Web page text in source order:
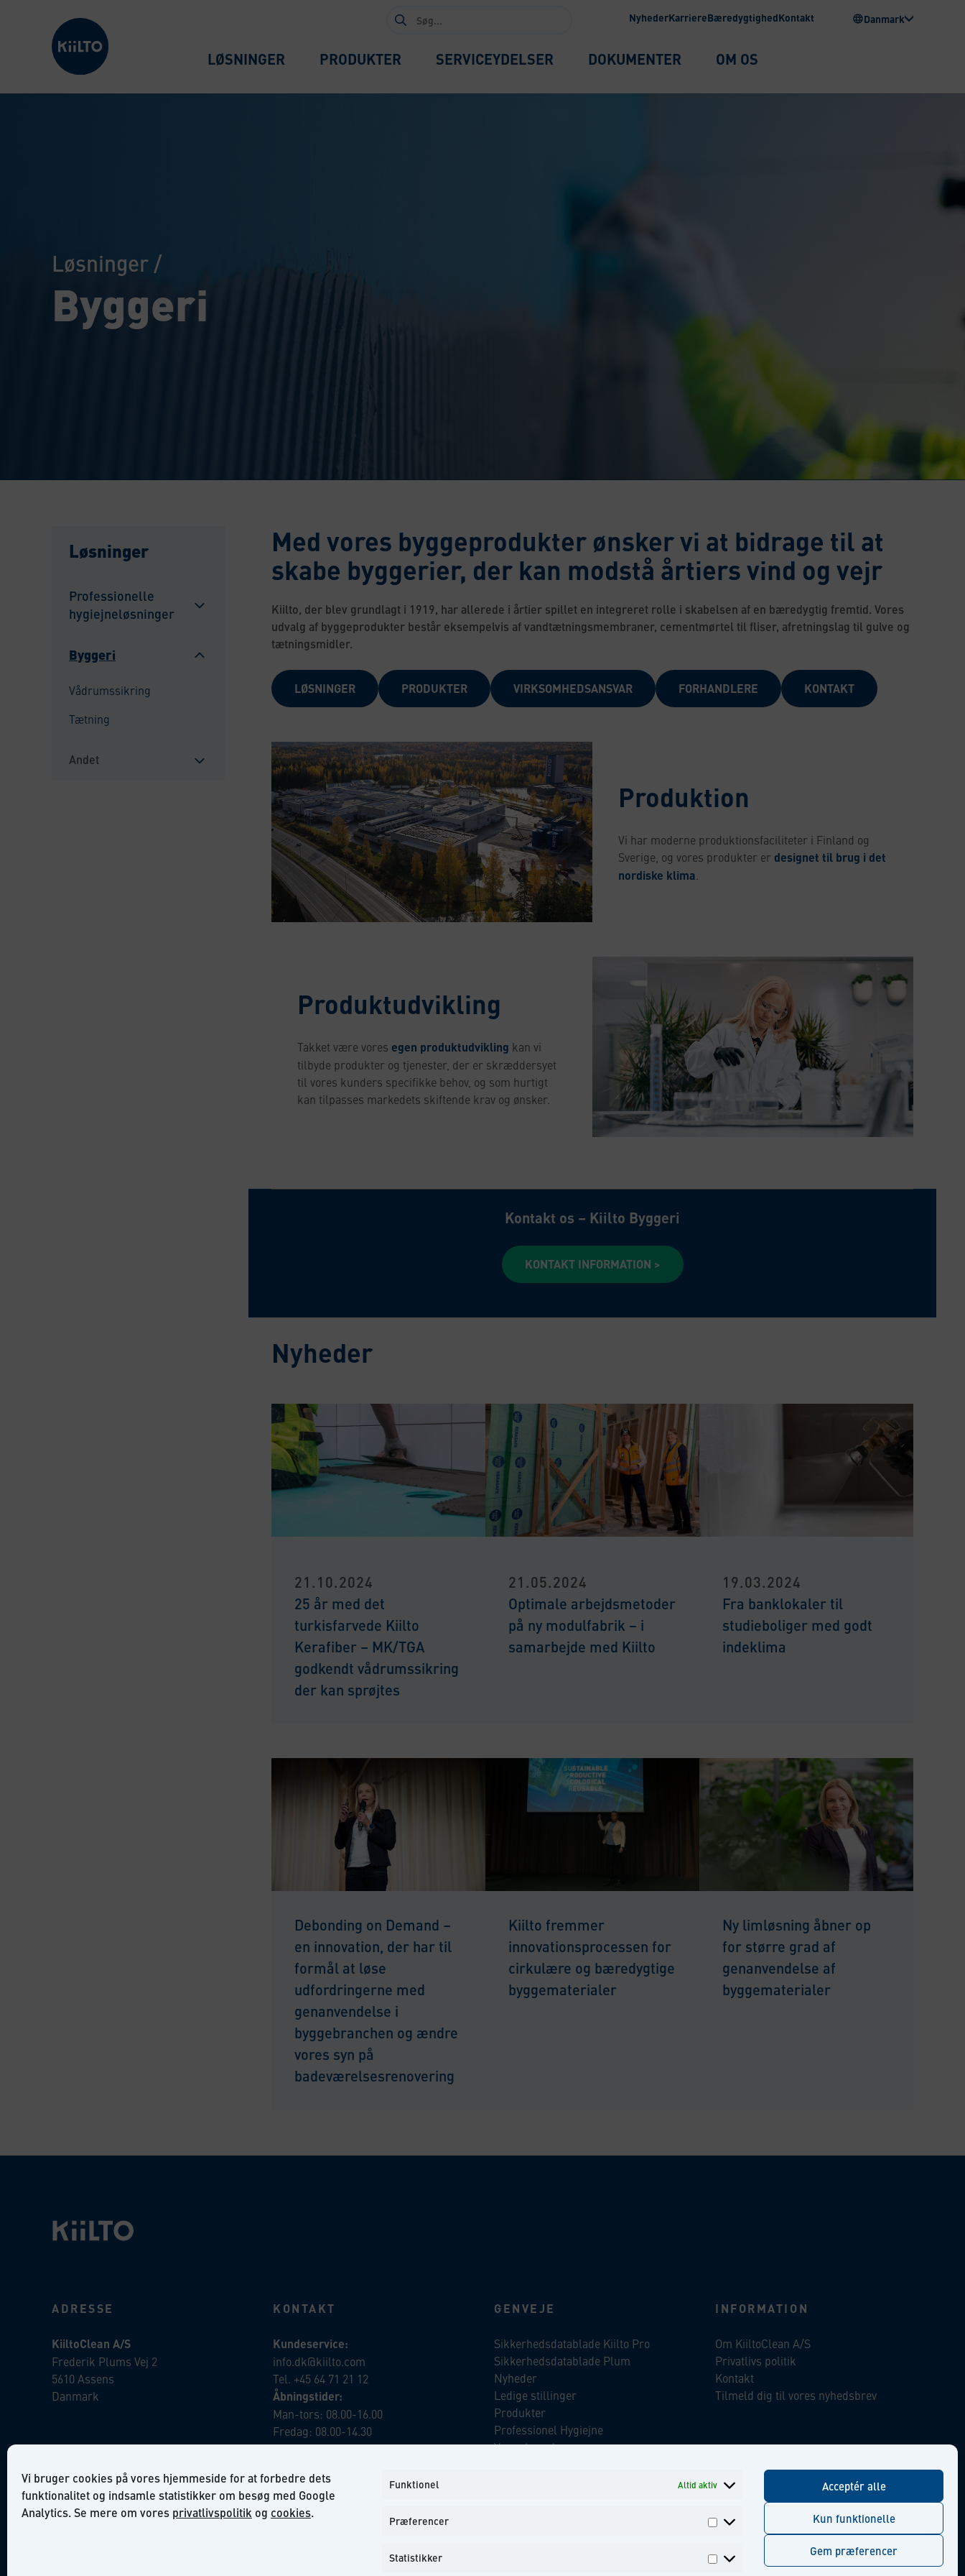
Vi bruger cookies på vores hjemmeside for at forbedre dets
funktionalitet og indsamle statistikker om besøg med Google
Analytics. Se mere om vores privatlivspolitik og cookies.
Funktionel Altid aktiv
Præferencer Præferencer
Statistikker Statistikker
Acceptér alle
Kun funktionelle
Gem præferencer
Kiilto Denmark
Søg
efter:
NyhederKarriereBæredygtighedKontakt Danmark
LØSNINGER PRODUKTER SERVICEYDELSER DOKUMENTER OM OS
Løsninger/
Byggeri
Løsninger
Professionelle
hygiejneløsninger
Byggeri
Vådrumssikring
Tætning
Andet
Med vores byggeprodukter ønsker vi at bidrage til at
skabe byggerier, der kan modstå årtiers vind og vejr
Kiilto, der blev grundlagt i 1919, har allerede i årtier spillet en integreret rolle i skabelsen af en bæredygtig fremtid. Vores
udvalg af byggeprodukter består eksempelvis af vandtætningsmembraner, cementmørtel til fliser, afretningslag til gulve og
tætningsmidler.
LØSNINGER PRODUKTER VIRKSOMHEDSANSVAR FORHANDLERE KONTAKT
Produktion
Vi har moderne produktionsfaciliteter i Finland og
Sverige, og vores produkter er designet til brug i det
nordiske klima
Produktudvikling
Takket være vores egen produktudvikling kan vi
tilbyde produkter og tjenester, der er skræddersyet
til vores kunders specifikke behov, og som hurtigt
kan tilpasses markedets skiftende krav og ønsker.
Kontakt os – Kiilto Byggeri
KONTAKT INFORMATION >
Nyheder
21.10.2024
25 år med det
turkisfarvede Kiilto
Kerafiber – MK/TGA
godkendt vådrumssikring
der kan sprøjtes
21.05.2024
Optimale arbejdsmetoder
på ny modulfabrik – i
samarbejde med Kiilto
19.03.2024
Fra banklokaler til
studieboliger med godt
indeklima
Debonding on Demand –
en innovation, der har til
formål at løse
udfordringerne med
genanvendelse i
byggebranchen og ændre
vores syn på
badeværelsesrenovering
Kiilto fremmer
innovationsprocessen for
cirkulære og bæredygtige
byggematerialer
Ny limløsning åbner op
for større grad af
genanvendelse af
byggematerialer
ADRESSE
KiiltoClean A/S
Frederik Plums Vej 2
5610 Assens
Danmark
KONTAKT
Kundeservice:
info.dk@kiilto.com
Tel. +45 64 71 21 12
Åbningstider:
Man-tors: 08.00-16.00
Fredag: 08.00-14.30
salg.dk@kiilto.com
GENVEJE
Sikkerhedsdatablade Kiilto Pro
Sikkerhedsdatablade Plum
Nyheder
Ledige stillinger
Produkter
Professionel Hygiejne
Vores brands
INFORMATION
Om KiiltoClean A/S
Privatlivs politik
Kontakt
Tilmeld dig til vores nyhedsbrev
Facebook LinkedinYoutube